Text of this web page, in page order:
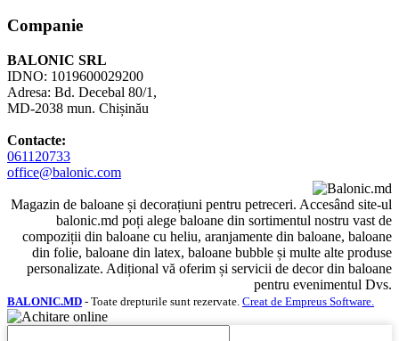
Companie
BALONIC SRL
IDNO: 1019600029200
Adresa: Bd. Decebal 80/1,
MD-2038 mun. Chișinău
Contacte:
061120733
office@balonic.com
Magazin de baloane și decorațiuni pentru petreceri. Accesând site-ul
balonic.md poți alege baloane din sortimentul nostru vast de
compoziții din baloane cu heliu, aranjamente din baloane, baloane
din folie, baloane din latex, baloane bubble și multe alte produse
personalizate. Adițional vă oferim și servicii de decor din baloane
pentru evenimentul Dvs.
BALONIC.MD - Toate drepturile sunt rezervate. Creat de Empreus Software.